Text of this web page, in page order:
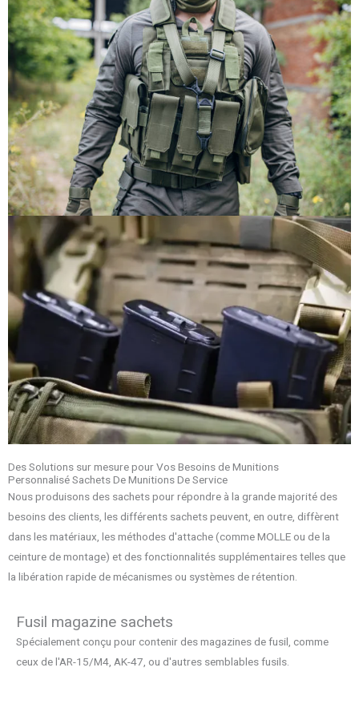
Des Solutions sur mesure pour Vos Besoins de Munitions
Personnalisé Sachets De Munitions De Service
Nous produisons des sachets pour répondre à la grande majorité des
besoins des clients, les différents sachets peuvent, en outre, diffèrent
dans les matériaux, les méthodes d'attache (comme MOLLE ou de la
ceinture de montage) et des fonctionnalités supplémentaires telles que
la libération rapide de mécanismes ou systèmes de rétention.
Fusil magazine sachets
Spécialement conçu pour contenir des magazines de fusil, comme
ceux de l'AR-15/M4, AK-47, ou d'autres semblables fusils.